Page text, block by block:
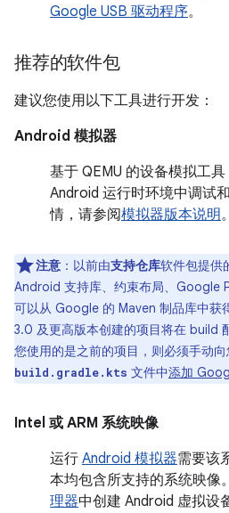
Google USB 驱动程序。
推荐的软件包
建议您使用以下工具进行开发：
Android 模拟器
基于 QEMU 的设备模拟工
Android 运行时环境中调试
情，请参阅模拟器版本说明。
注意 ：以前由支持仓库软件包提供
Android 支持库、约束布局、Google
可以从 Google 的 Maven 制品库中
3.0 及更高版本创建的项目将在 build
您使用的是之前的项目，则必须手动向
build.gradle.kts 文件中添加
Intel 或 ARM 系统映像
运行 Android 模拟器需要该
本均包含所支持的系统映像
理器中创建 Android 虚拟设